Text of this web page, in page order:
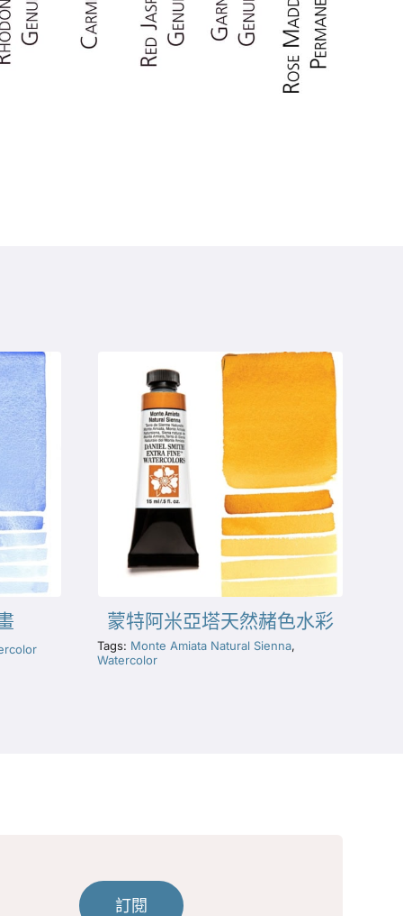
蒙特阿米亞塔天然赭色水彩
Tags: Monte Amiata Natural Sienna,
Watercolor
訂閱